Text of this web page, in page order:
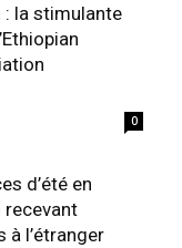
: la stimulante
0
d’été en
recevant
à l’étranger